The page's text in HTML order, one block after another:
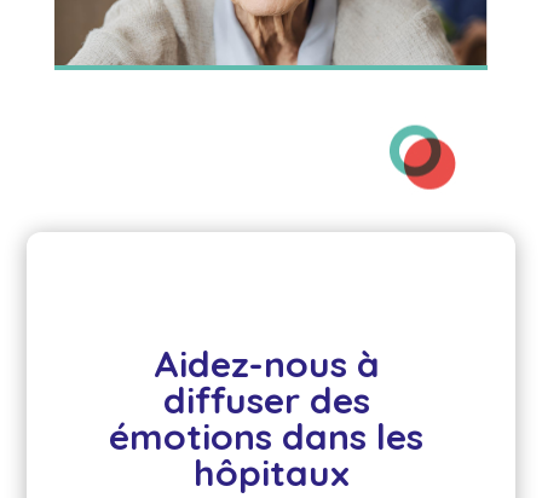
Aidez-nous à
diffuser des
émotions dans les
hôpitaux